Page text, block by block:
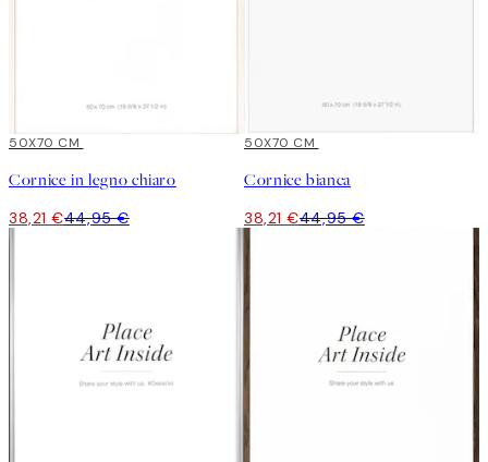
15%*
50X70 CM
Cornice in legno chiaro
38,21 €44,95 €
15%*
50X70 CM
Cornice bianca
38,21 €44,95 €